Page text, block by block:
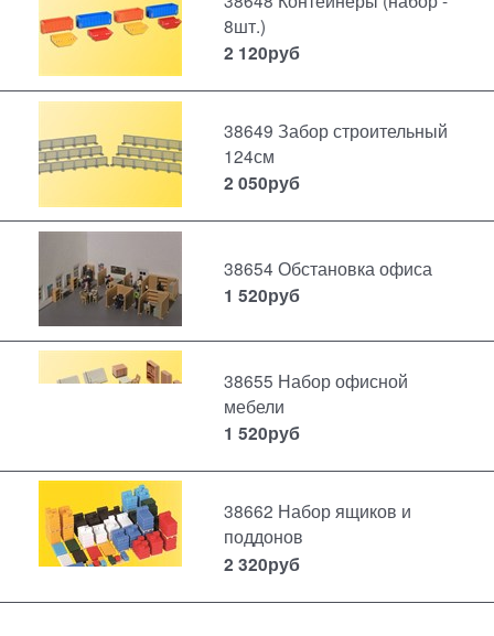
8шт.)
2 120руб
38649 Забор строительный
124см
2 050руб
38654 Обстановка офиса
1 520руб
38655 Набор офисной
мебели
1 520руб
38662 Набор ящиков и
поддонов
2 320руб